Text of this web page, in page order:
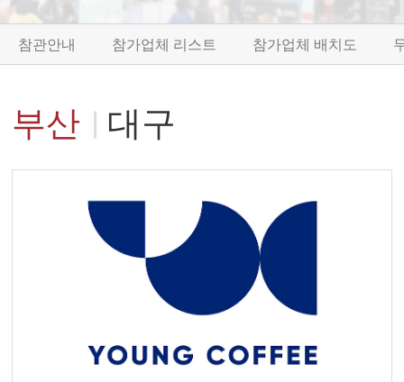
참관안내 참가업체 리스트 참가업체 배치도
부산 대구